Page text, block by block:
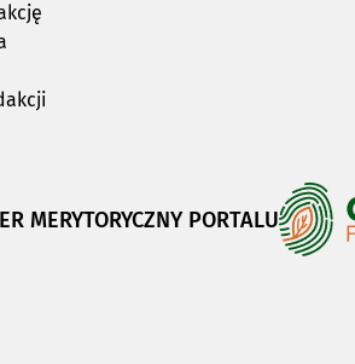
MERYTORYCZNY PORTALU